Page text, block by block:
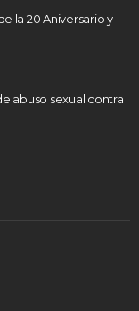
la 20 Aniversario y
abuso sexual contra